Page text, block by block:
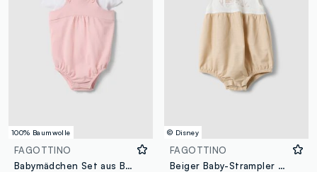
100% Baumwolle
FAGOTTINO
Babymädchen Set aus Bio-Baumwolle: T-Shirt und Overall in Mehrfarbig
© Disney
FAGOTTINO
Beiger Baby-Strampler aus Bio-Baumwolle